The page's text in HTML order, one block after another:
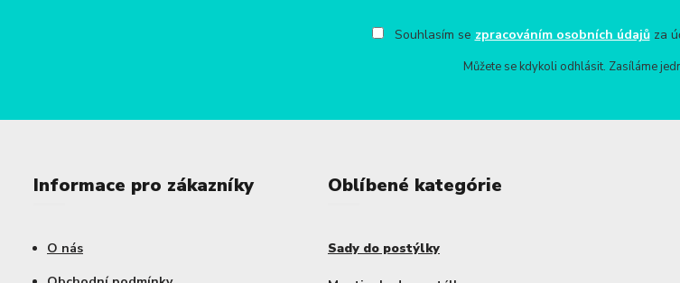
Souhlasím se zpracováním osobních údajůza
Můžete se kdykoli odhlásit. Zasíláme
Informace pro zákazníky
O nás
Oblíbené kategórie
Sady do postýlky